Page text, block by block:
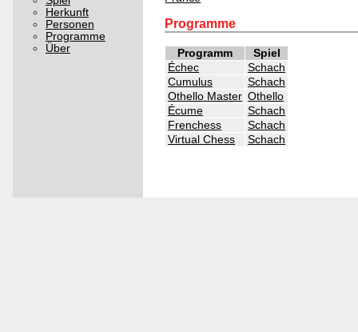
Herkunft
Personen
Programme
Über
Programme
Programm
Spiel
Échec
Schach
Cumulus
Schach
Othello Master Othello
Écume
Schach
Frenchess
Schach
Virtual Chess
Schach